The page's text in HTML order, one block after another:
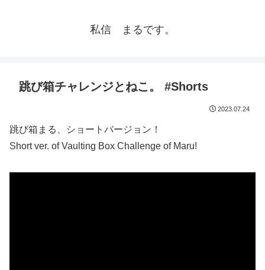
私信 まるです。
跳び箱チャレンジとねこ。 #Shorts
2023.07.24
跳び箱まる、ショートバージョン！
Short ver. of Vaulting Box Challenge of Maru!